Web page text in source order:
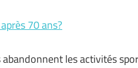
70 ans?
les activités